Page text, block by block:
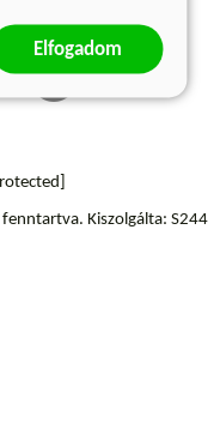
Kiszolgálta: S244
Elfogadom